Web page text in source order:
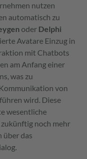
nutzen
automatisch zu
oder Delphi
Avatare Einzug in
mit Chatbots
am Anfang einer
was zu
von
wird. Diese
wesentliche
noch mehr
über das